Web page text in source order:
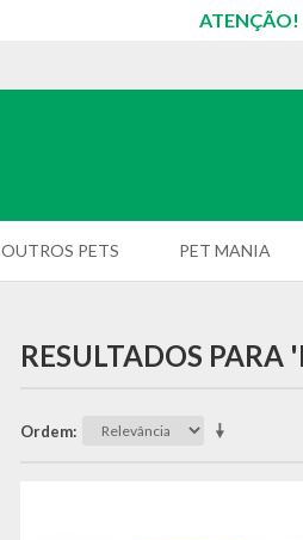
ATENÇÃO!
OUTROS PETS PET MANIA
RESULTADOS PARA
Ordem